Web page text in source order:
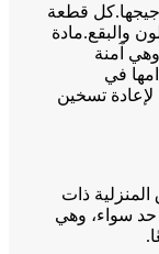
قطعة
والبقع.مادة
وهي آمنة
في
لإعادة تسخين
ذات
حد سواء، وهي